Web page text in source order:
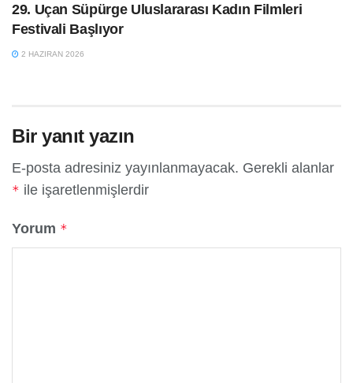
29. Uçan Süpürge Uluslararası Kadın Filmleri
Festivali Başlıyor
2 HAZIRAN 2026
Bir yanıt yazın
E-posta adresiniz yayınlanmayacak. Gerekli alanlar
* ile işaretlenmişlerdir
Yorum *